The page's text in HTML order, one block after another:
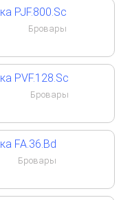
PJF.800.Sc
Бровары
PVF.128.Sc
Бровары
FA.36.Bd
Бровары